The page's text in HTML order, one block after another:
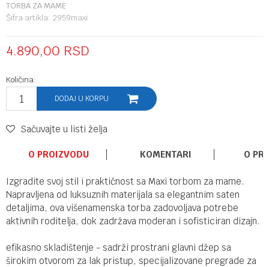
TORBA ZA MAME
Šifra artikla: 2959maxi
4.890,00 RSD
Količina:
DODAJ U KORPU
Sačuvajte u listi želja
O PROIZVODU KOMENTARI O
Izgradite svoj stil i praktičnost sa Maxi torbom za mame.
Napravljena od luksuznih materijala sa elegantnim saten
detaljima, ova višenamenska torba zadovoljava potrebe
aktivnih roditelja, dok zadržava moderan i sofisticiran dizajn.
efikasno skladištenje - sadrži prostrani glavni džep sa
širokim otvorom za lak pristup, specijalizovane pregrade za